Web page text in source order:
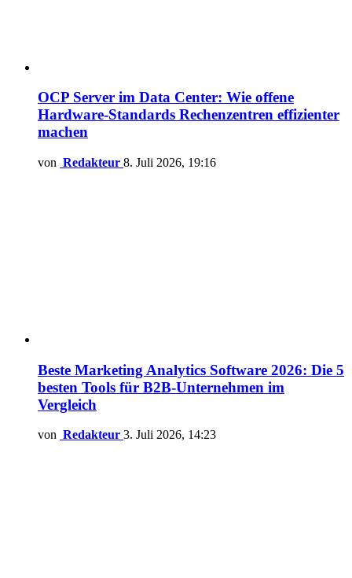
OCP Server im Data Center: Wie offene
Hardware-Standards Rechenzentren effizienter
machen
von Redakteur 8. Juli 2026, 19:16
Beste Marketing Analytics Software 2026: Die 5
besten Tools für B2B-Unternehmen im
Vergleich
von Redakteur 3. Juli 2026, 14:23